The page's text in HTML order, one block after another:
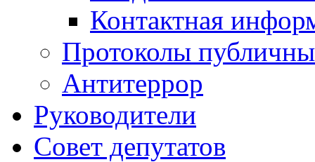
Контактная
Протоколы
Антитеррор
Руководители
Совет депутатов